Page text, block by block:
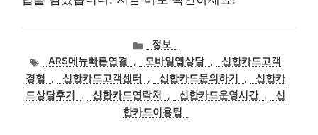
카
테
고
리
정보
태
그
ARS메뉴빠른연결 , 모바일앱상담 ,
신한카드고객
경험
, 신한카드고객센터 , 신한카드문의하기 ,
신한카
드상담후기
, 신한카드연락처 , 신한카드운영시간 ,
신
한카드이용팁